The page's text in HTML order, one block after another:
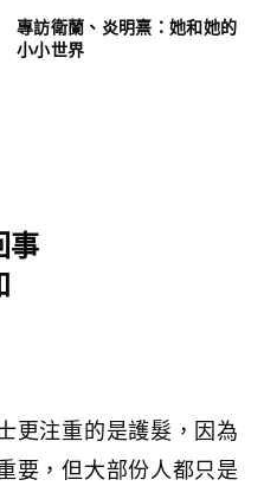
專訪衛蘭、炎明熹：她和她的
小小世界
事
更注重的是護髮，因為
要，但大部份人都只是